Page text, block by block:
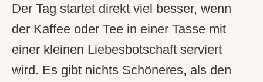
Der Tag startet direkt viel besser, wenn
der Kaffee oder Tee in einer Tasse mit
einer kleinen Liebesbotschaft serviert
wird. Es gibt nichts Schöneres, als den